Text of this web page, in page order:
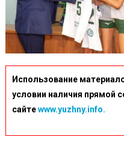
Использование
условии наличия прямой
сайтеwww.yuzhny.info.